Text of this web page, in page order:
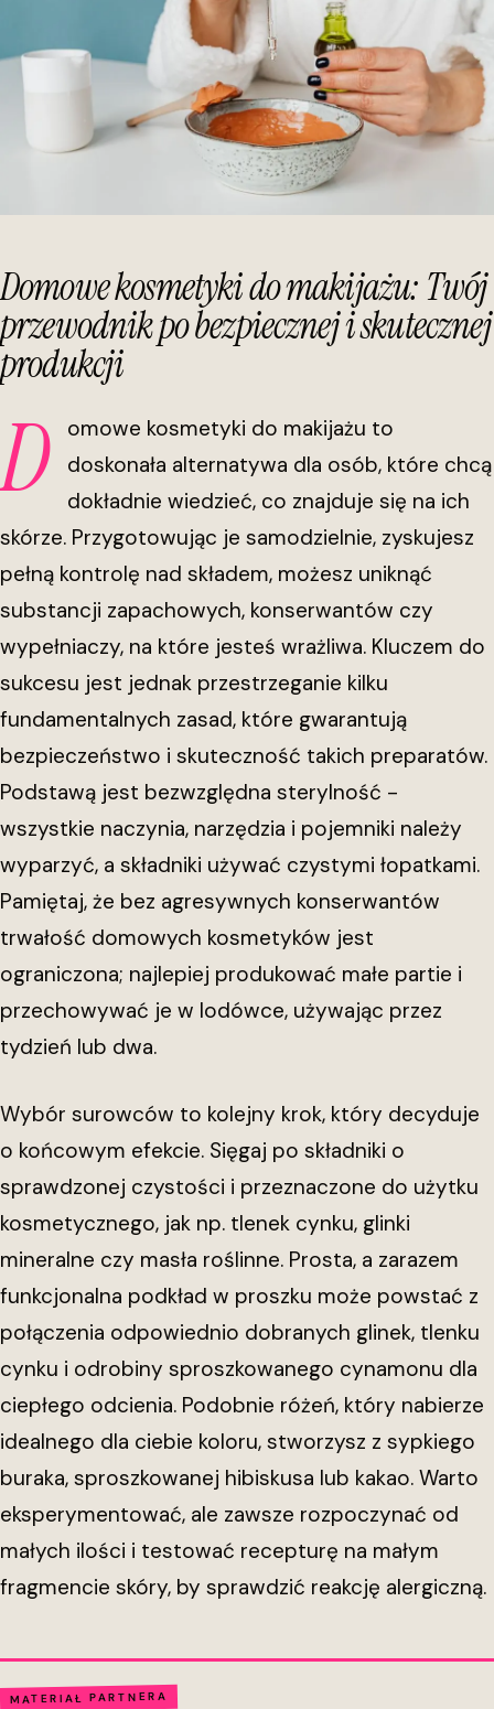
Domowe kosmetyki do makijażu: Twój
przewodnik po bezpiecznej i skutecznej
produkcji
D
omowe kosmetyki do makijażu to
doskonała alternatywa dla osób, które chcą
dokładnie wiedzieć, co znajduje się na ich
skórze. Przygotowując je samodzielnie, zyskujesz
pełną kontrolę nad składem, możesz uniknąć
substancji zapachowych, konserwantów czy
wypełniaczy, na które jesteś wrażliwa. Kluczem do
sukcesu jest jednak przestrzeganie kilku
fundamentalnych zasad, które gwarantują
bezpieczeństwo i skuteczność takich preparatów.
Podstawą jest bezwzględna sterylność -
wszystkie naczynia, narzędzia i pojemniki należy
wyparzyć, a składniki używać czystymi łopatkami.
Pamiętaj, że bez agresywnych konserwantów
trwałość domowych kosmetyków jest
ograniczona; najlepiej produkować małe partie i
przechowywać je w lodówce, używając przez
tydzień lub dwa.
Wybór surowców to kolejny krok, który decyduje
o końcowym efekcie. Sięgaj po składniki o
sprawdzonej czystości i przeznaczone do użytku
kosmetycznego, jak np. tlenek cynku, glinki
mineralne czy masła roślinne. Prosta, a zarazem
funkcjonalna podkład w proszku może powstać z
połączenia odpowiednio dobranych glinek, tlenku
cynku i odrobiny sproszkowanego cynamonu dla
ciepłego odcienia. Podobnie różeń, który nabierze
idealnego dla ciebie koloru, stworzysz z sypkiego
buraka, sproszkowanej hibiskusa lub kakao. Warto
eksperymentować, ale zawsze rozpoczynać od
małych ilości i testować recepturę na małym
fragmencie skóry, by sprawdzić reakcję alergiczną.
MATERIAŁ PARTNERA